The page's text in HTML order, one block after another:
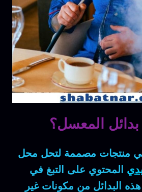
المعسل؟
منتجات مصممة لتحل محل
المحتوي على التبغ في
البدائل من مكونات غير